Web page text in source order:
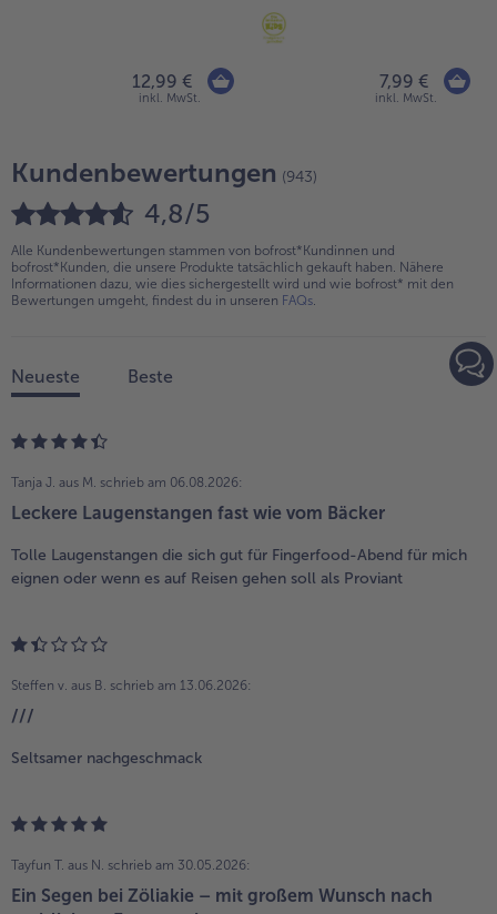
12,99 €
inkl. MwSt.
7,99 €
inkl. MwSt.
Kundenbewertungen (943)
4,8/5
Alle Kundenbewertungen stammen von bofrost*Kundinnen und
bofrost*Kunden, die unsere Produkte tatsächlich gekauft haben. Nähere
Informationen dazu, wie dies sichergestellt wird und wie bofrost* mit den
Bewertungen umgeht, findest du in unseren FAQs.
Neueste Beste
Tanja J. aus M. schrieb am 06.08.2026:
Leckere Laugenstangen fast wie vom Bäcker
Tolle Laugenstangen die sich gut für Fingerfood-Abend für mich
eignen oder wenn es auf Reisen gehen soll als Proviant
Steffen v. aus B. schrieb am 13.06.2026:
///
Seltsamer nachgeschmack
Tayfun T. aus N. schrieb am 30.05.2026:
Ein Segen bei Zöliakie – mit großem Wunsch nach